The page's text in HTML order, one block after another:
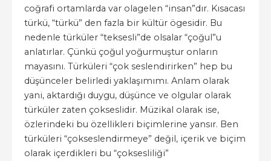
coğrafi ortamlarda var olagelen “insan”dır. Kısacası
türkü, “türkü” den fazla bir kültür ögesidir. Bu
nedenle türküler “teksesli”de olsalar “çoğul”u
anlatırlar. Çünkü çoğul yoğurmuştur onların
mayasını. Türküleri “çok seslendirirken” hep bu
düşünceler belirledi yaklaşımımı. Anlam olarak
yani, aktardığı duygu, düşünce ve olgular olarak
türküler zaten çokseslidir. Müzikal olarak ise,
özlerindeki bu özellikleri biçimlerine yansır. Ben
türküleri “çokseslendirmeye” değil, içerik ve biçim
olarak içerdikleri bu “çoksesliliği”